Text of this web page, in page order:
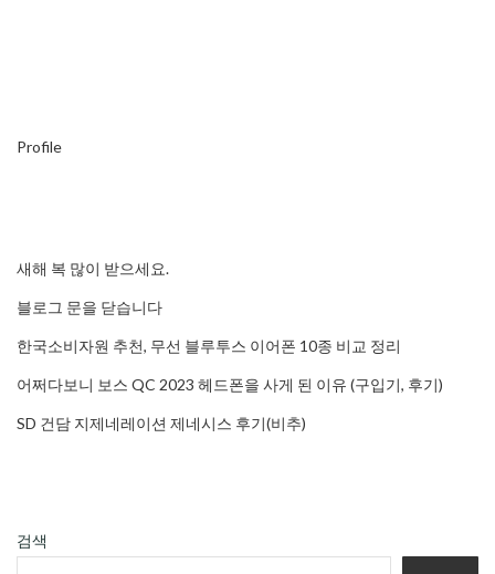
Profile
새해 복 많이 받으세요.
블로그 문을 닫습니다
한국소비자원 추천, 무선 블루투스 이어폰 10종 비교 정리
어쩌다보니 보스 QC 2023 헤드폰을 사게 된 이유 (구입기, 후기)
SD 건담 지제네레이션 제네시스 후기(비추)
검색